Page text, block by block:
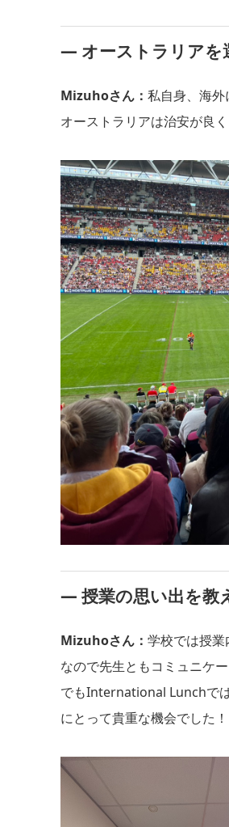
― オーストラリアを
Mizuhoさん： 私自身、海外
オーストラリアは治安が良
― 授業の思い出を教
Mizuhoさん： 学校では授
なので先生ともコミュニケ
でもInternational Lunchで
にとって貴重な機会でした！